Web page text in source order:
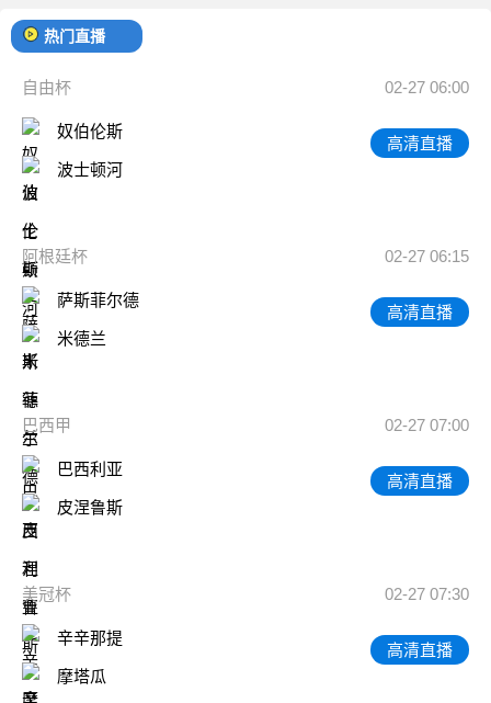
热门直播
自由杯 02-27 06:00
奴伯伦斯
波士顿河
高清直播
阿根廷杯 02-27 06:15
萨斯菲尔德
米德兰
高清直播
巴西甲 02-27 07:00
巴西利亚
皮涅鲁斯
高清直播
美冠杯 02-27 07:30
辛辛那提
摩塔瓜
高清直播